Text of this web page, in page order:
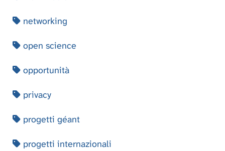
networking
open science
opportunità
privacy
progetti géant
progetti internazionali